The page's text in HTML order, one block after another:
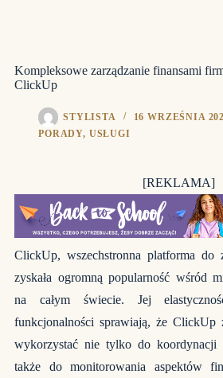
Kompleksowe zarządzanie finansami
ClickUp
STYLISTA
16 WRZEŚNIA
PORADY, USŁUGI
[REKLAMA]
ClickUp, wszechstronna platforma do
zyskała ogromną popularność wśród
na całym świecie. Jej
funkcjonalności sprawiają, że ClickUp
wykorzystać nie tylko do koordynacji
także do monitorowania aspektów